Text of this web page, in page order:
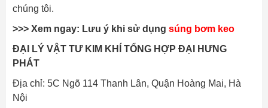
chúng tôi.
>>> Xem ngay: Lưu ý khi sử dụng súng bơm keo
ĐẠI LÝ VẬT TƯ KIM KHÍ TỔNG HỢP ĐẠI HƯNG
PHÁT
Địa chỉ: 5C Ngõ 114 Thanh Lân, Quận Hoàng Mai, Hà
Nội